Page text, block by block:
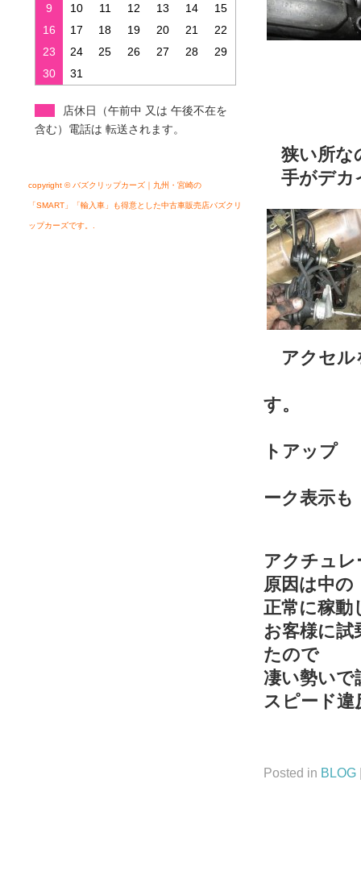
9
10 11 12 13 14
15
16
17 18 19 20 21
22
23
24 25 26 27 28
29
30
31
店休日（午前中 又は 午後不在を
含む）電話は 転送されます。
copyright © バズクリップカーズ｜九州・宮崎の
「SMART」「輸入車」も得意とした中古車販売店バズクリ
ップカーズです。.
狭い所な
手がデカ
アクセル
す。
トアップ
ーク表示も
アクチュ
原因は中
正常に稼
お客様に
たので
凄い勢いで
スピード
Posted in BLOG